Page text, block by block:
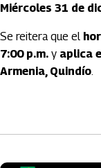
Miércoles 31 de
Se reitera que el
7:00 p.m. y aplica
Armenia, Quindío.